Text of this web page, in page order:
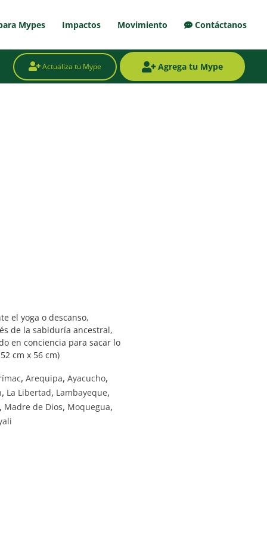
Mypes Impactos Movimiento Contáctanos
Actualiza tu Mype Agrega tu Mype
el yoga o descanso,
de la sabiduría ancestral,
en conciencia para sacar lo
cm x 56 cm)
, Arequipa, Ayacucho,
, La Libertad, Lambayeque,
, Madre de Dios, Moquegua,